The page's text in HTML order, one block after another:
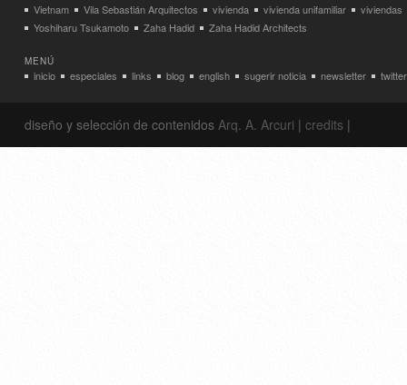
Vietnam
Vila Sebastián Arquitectos vivienda vivienda unifamiliar
viviendas
Yoshiharu Tsukamoto
Zaha Hadid Zaha Hadid Architects
MENÚ
inicio especiales links blog english sugerir noticia newsletter twitter
diseño y selección de contenidos Arq. A. Arcuri | credits |